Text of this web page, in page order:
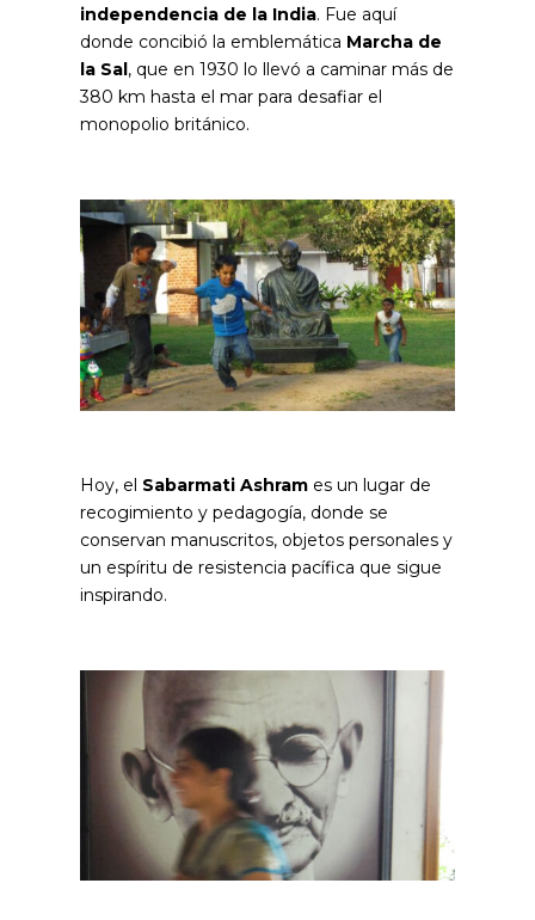
independencia de la India. Fue aquí
donde concibió la emblemática Marcha de
la Sal, que en 1930 lo llevó a caminar más de
380 km hasta el mar para desafiar el
monopolio británico.
Hoy, el Sabarmati Ashram es un lugar de
recogimiento y pedagogía, donde se
conservan manuscritos, objetos personales y
un espíritu de resistencia pacífica que sigue
inspirando.